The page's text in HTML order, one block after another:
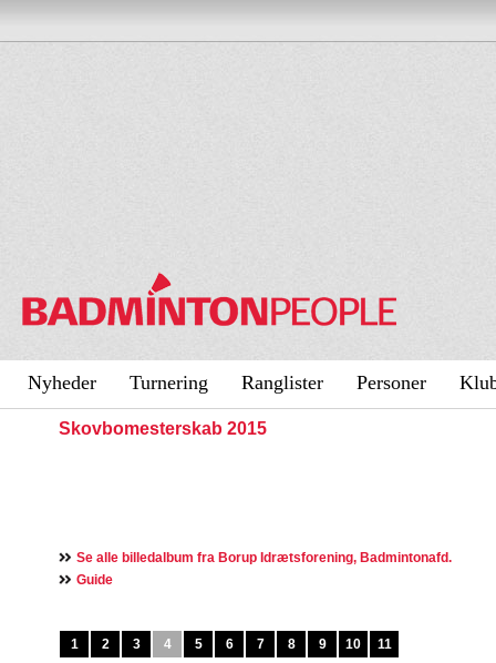
Nyheder Turnering Ranglister Personer
Skovbomesterskab 2015
Se alle billedalbum fra Borup Idrætsforening, Badmintonafd.
Guide
1 2 3 4 5 6 7 8 9 10 11